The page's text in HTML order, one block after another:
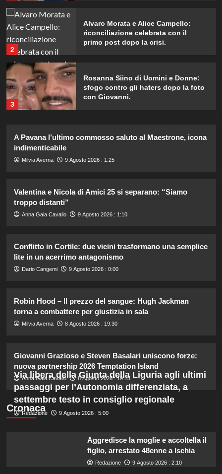
2
Alvaro Morata e Alice Campello:
riconciliazione celebrata con il
primo post dopo la crisi.
3
Rosanna Siino di Uomini e Donne:
sfogo contro gli haters dopo la foto
con Giovanni.
4
natura e animali: bikini mozzafiato e
5
invertire il Megxit: sarà approvato da
1
Sanremo Giovani: solo il vincitore
parteciperà ai Big nel 2027.
2
riconciliazione celebrata con il
primo post dopo la crisi.
3
sfogo contro gli haters dopo la foto
con Giovanni.
Irina Shayk svela la sua estate tra
natura e animali: bikini mozzafiato e
Piano di Harry e Meghan per
A Pavana l’ultimo commosso saluto al Maestrone, icona
indimenticabile
Milvia Averna 9 Agosto 2026 : 1:25
Valentina e Nicola di Amici 25 si separano: “Siamo
troppo distanti”
Anna Gaia Cavallo 9 Agosto 2026 : 1:10
Conflitto in Cortile: due vicini trasformano una semplice
lite in un acerrimo antagonismo
Dario Cangemi 9 Agosto 2026 : 0:00
Robin Hood – Il prezzo del sangue: Hugh Jackman
torna a combattere per giustizia in sala
Milvia Averna 8 Agosto 2026 : 19:30
Giovanni Grazioso e Steven Basalari uniscono forze:
nuova partnership 2026 Temptation Island
Anna Gaia Cavallo 8 Agosto 2026 : 19:15
Cronaca
Via libera della Giunta della Liguria agli ultimi
passaggi per l’Autonomia differenziata, a
settembre testo in consiglio regionale
Redazione 9 Agosto 2026 : 5:00
Aggredisce la moglie e accoltella il
figlio, arrestato 48enne a Ischia
Redazione 9 Agosto 2026 : 2:10